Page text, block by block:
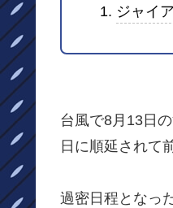
ジャイ
台風で8月13日
日に順延されて
過密日程となっ